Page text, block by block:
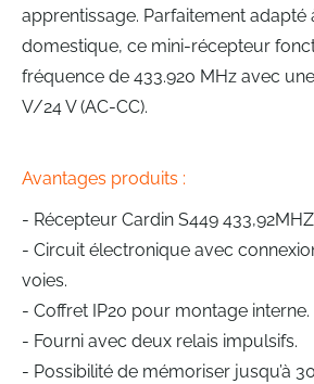
apprentissage. Parfaitement adapté
domestique, ce mini-récepteur
fréquence de 433.920 MHz avec
V/24 V (AC-CC).
Avantages produits :
- Récepteur Cardin S449
- Circuit électronique avec
voies.
- Coffret IP20 pour montage interne.
- Fourni avec deux relais impulsifs.
- Possibilité de mémoriser jusqu’à